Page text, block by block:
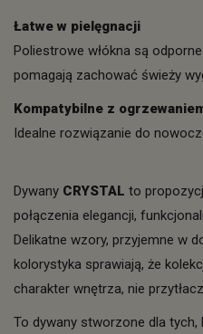
Łatwe w pielęgnacji
Poliestrowe włókna są
pomagają zachować świeży
Kompatybilne z
Idealne rozwiązanie do
Dywany CRYSTAL to
połączenia elegancji,
Delikatne wzory, przyjemne w
kolorystyka sprawiają, że
charakter wnętrza, nie
To dywany stworzone dla